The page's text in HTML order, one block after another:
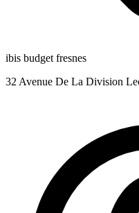
ibis budget fresnes
32 Avenue De La Division